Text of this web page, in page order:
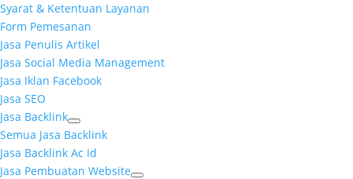
Syarat & Ketentuan Layanan
Form Pemesanan
Jasa Penulis Artikel
Jasa Social Media Management
Jasa Iklan Facebook
Jasa SEO
Jasa Backlink
Semua Jasa Backlink
Jasa Backlink Ac Id
Jasa Pembuatan Website